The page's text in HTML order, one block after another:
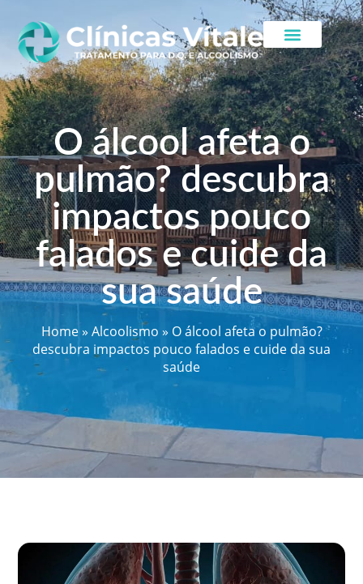
O álcool afeta o
pulmão? descubra
impactos pouco
falados e cuide da
sua saúde
Home» Alcoolismo » O álcool afeta o pulmão?
descubra impactos pouco falados e cuide da sua
saúde